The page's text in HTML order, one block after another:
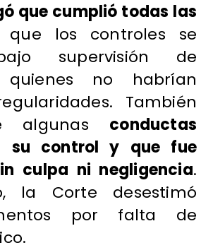
que cumplió todas las
los controles se
supervisión de
quienes no habrían
También
algunas conductas
su control y que fue
culpa ni negligencia.
la Corte desestimó
por falta de